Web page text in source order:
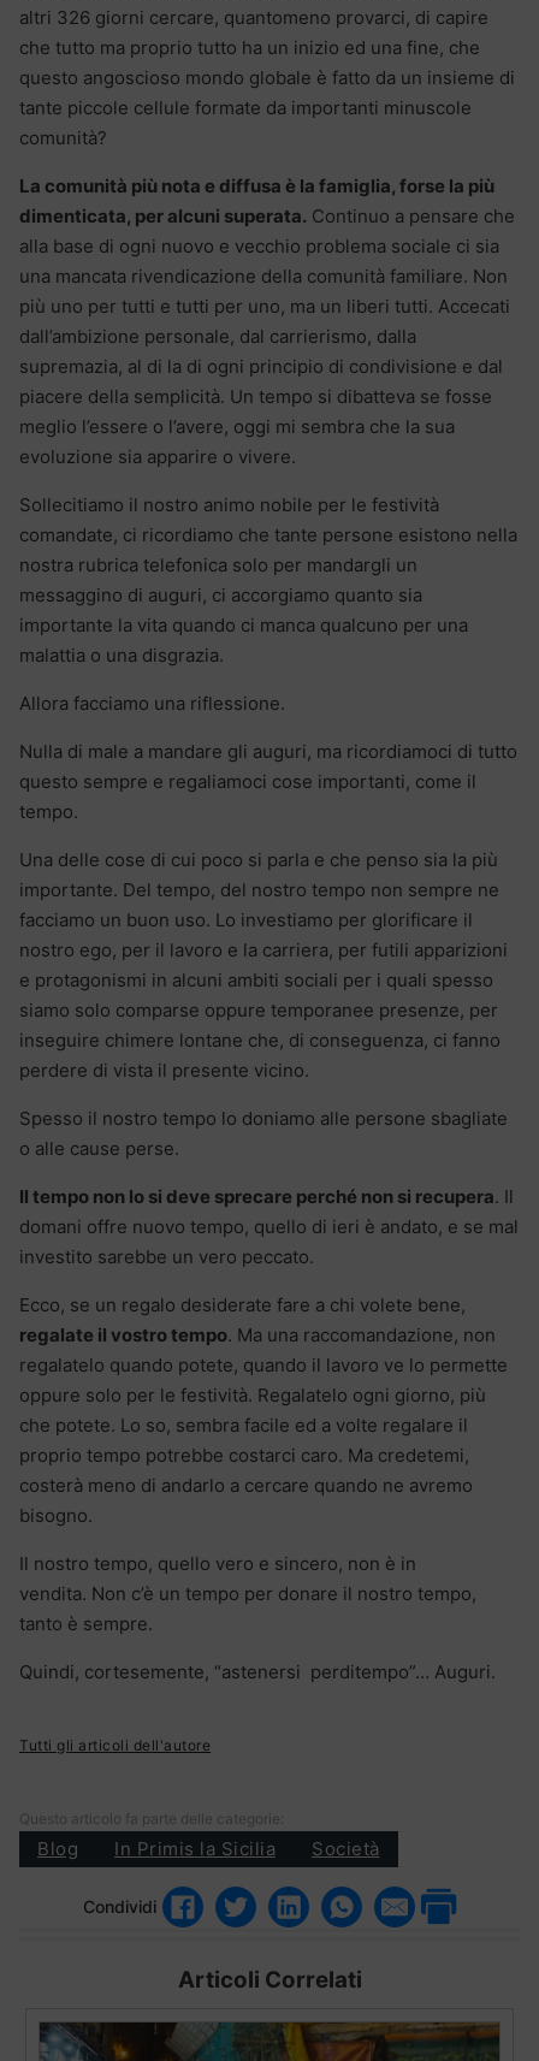
altri 326 giorni cercare, quantomeno provarci, di capire
che tutto ma proprio tutto ha un inizio ed una fine, che
questo angoscioso mondo globale è fatto da un insieme di
tante piccole cellule formate da importanti minuscole
comunità?
La comunità più nota e diffusa è la famiglia, forse la più
dimenticata, per alcuni superata. Continuo a pensare che
alla base di ogni nuovo e vecchio problema sociale ci sia
una mancata rivendicazione della comunità familiare. Non
più uno per tutti e tutti per uno, ma un liberi tutti. Accecati
dall’ambizione personale, dal carrierismo, dalla
supremazia, al di la di ogni principio di condivisione e dal
piacere della semplicità. Un tempo si dibatteva se fosse
meglio l’essere o l’avere, oggi mi sembra che la sua
evoluzione sia apparire o vivere.
Sollecitiamo il nostro animo nobile per le festività
comandate, ci ricordiamo che tante persone esistono nella
nostra rubrica telefonica solo per mandargli un
messaggino di auguri, ci accorgiamo quanto sia
importante la vita quando ci manca qualcuno per una
malattia o una disgrazia.
Allora facciamo una riflessione.
Nulla di male a mandare gli auguri, ma ricordiamoci di tutto
questo sempre e regaliamoci cose importanti, come il
tempo.
Una delle cose di cui poco si parla e che penso sia la più
importante. Del tempo, del nostro tempo non sempre ne
facciamo un buon uso. Lo investiamo per glorificare il
nostro ego, per il lavoro e la carriera, per futili apparizioni
e protagonismi in alcuni ambiti sociali per i quali spesso
siamo solo comparse oppure temporanee presenze, per
inseguire chimere lontane che, di conseguenza, ci fanno
perdere di vista il presente vicino.
Spesso il nostro tempo lo doniamo alle persone sbagliate
o alle cause perse.
Il tempo non lo si deve sprecare perché non si recupera. Il
domani offre nuovo tempo, quello di ieri è andato, e se mal
investito sarebbe un vero peccato.
Ecco, se un regalo desiderate fare a chi volete bene,
regalate il vostro tempo. Ma una raccomandazione, non
regalatelo quando potete, quando il lavoro ve lo permette
oppure solo per le festività. Regalatelo ogni giorno, più
che potete. Lo so, sembra facile ed a volte regalare il
proprio tempo potrebbe costarci caro. Ma credetemi,
costerà meno di andarlo a cercare quando ne avremo
bisogno.
Il nostro tempo, quello vero e sincero, non è in
vendita. Non c’è un tempo per donare il nostro tempo,
tanto è sempre.
Quindi, cortesemente, “astenersi perditempo”… Auguri.
Tutti gli articoli dell'autore
Questo articolo fa parte delle categorie:
Blog In Primis la Sicilia Società
Condividi
Articoli Correlati